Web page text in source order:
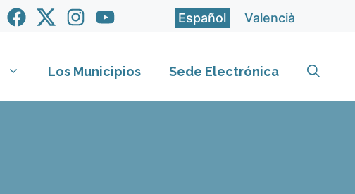
Español Valencià
Los Municipios Sede Electrónica